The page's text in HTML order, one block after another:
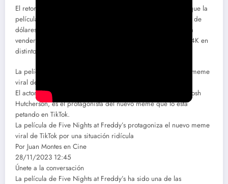
El retorno económico ha sido enorme si tenemos en cuenta que la
película de Five Nights at Freddy’s costó solo veinte millones de
dólares, y que además el día 28 de noviembre comenzará a
venderse también en formato digital, Blu-ray y Blu-ray UHD 4K en
distintos mercados.
La película de Five Nights at Freddy’s protagoniza el nuevo meme
viral de TikTok por una situación ridícula
El actor principal de la película de Five Nights at Freddy’s. Josh
Hutcherson, es el protagonista del nuevo meme que lo está
petando en TikTok.
La película de Five Nights at Freddy’s protagoniza el nuevo meme
viral de TikTok por una situación ridícula
Por Juan Montes en Cine
28/11/2023 12:45
Únete a la conversación
La película de Five Nights at Freddy’s ha sido una de las